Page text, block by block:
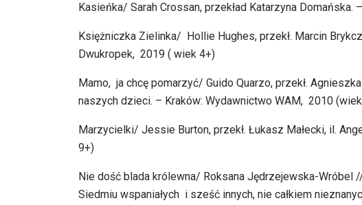
Kasieńka/ Sarah Crossan, przekład Katarzyna
Księżniczka Zielinka/ Hollie Hughes, przekł. Marcin
Dwukropek, 2019 ( wiek 4+)
Mamo, ja chcę pomarzyć/ Guido Quarzo, przekł.
naszych dzieci. – Kraków: Wydawnictwo WAM, 2010
Marzycielki/ Jessie Burton, przekł. Łukasz Małecki, il.
9+)
Nie dość blada królewna/ Roksana Jędrzejewska-Wróbel
Siedmiu wspaniałych i sześć innych, nie całkiem